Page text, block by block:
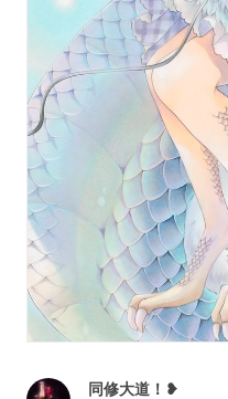
同修大道！❥